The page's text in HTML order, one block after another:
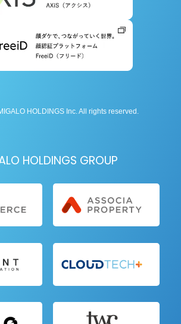
HOLDINGS Inc. All rights reserved.
HOLDINGS GROUP